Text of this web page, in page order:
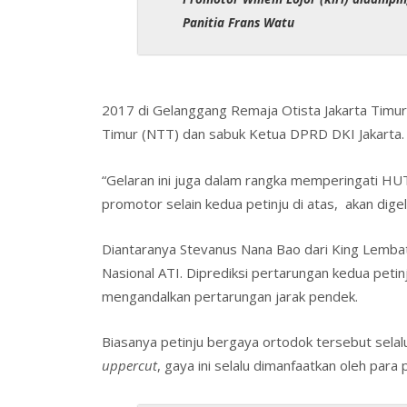
b
k
er e e s
p
Panitia Frans Watu
2017 di Gelanggang Remaja Otista Jakarta
Timur (NTT) dan sabuk Ketua DPRD DKI Jakarta.
“Gelaran ini juga dalam rangka memperingati
promotor selain kedua petinju di atas, akan
Diantaranya Stevanus Nana Bao dari King
Nasional ATI. Diprediksi pertarungan kedua
mengandalkan pertarungan jarak pendek.
Biasanya petinju bergaya ortodok tersebut
uppercut, gaya ini selalu dimanfaatkan oleh para